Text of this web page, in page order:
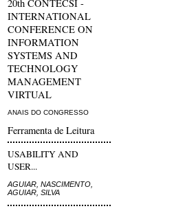
20th CONTECSI -
INTERNATIONAL
CONFERENCE ON
INFORMATION
SYSTEMS AND
TECHNOLOGY
MANAGEMENT
VIRTUAL
ANAIS DO CONGRESSO
Ferramenta de Leitura
USABILITY AND
USER...
AGUIAR, NASCIMENTO,
AGUIAR, SILVA